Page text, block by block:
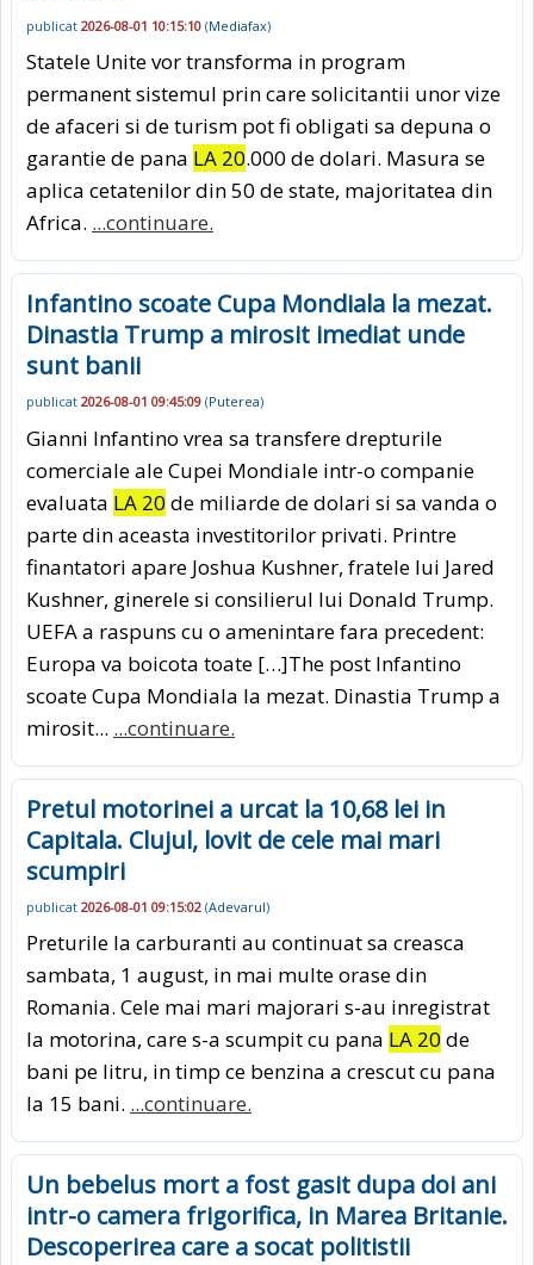
publicat 2026-08-01 10:15:10 (Mediafax)
Statele Unite vor transforma in program
permanent sistemul prin care solicitantii unor vize
de afaceri si de turism pot fi obligati sa depuna o
garantie de pana LA 20.000 de dolari. Masura se
aplica cetatenilor din 50 de state, majoritatea din
Africa. ...continuare.
Infantino scoate Cupa Mondiala la mezat.
Dinastia Trump a mirosit imediat unde
sunt banii
publicat 2026-08-01 09:45:09 (Puterea)
Gianni Infantino vrea sa transfere drepturile
comerciale ale Cupei Mondiale intr-o companie
evaluata LA 20 de miliarde de dolari si sa vanda o
parte din aceasta investitorilor privati. Printre
finantatori apare Joshua Kushner, fratele lui Jared
Kushner, ginerele si consilierul lui Donald Trump.
UEFA a raspuns cu o amenintare fara precedent:
Europa va boicota toate […]The post Infantino
scoate Cupa Mondiala la mezat. Dinastia Trump a
mirosit... ...continuare.
Pretul motorinei a urcat la 10,68 lei in
Capitala. Clujul, lovit de cele mai mari
scumpiri
publicat 2026-08-01 09:15:02 (Adevarul)
Preturile la carburanti au continuat sa creasca
sambata, 1 august, in mai multe orase din
Romania. Cele mai mari majorari s-au inregistrat
la motorina, care s-a scumpit cu pana LA 20 de
bani pe litru, in timp ce benzina a crescut cu pana
la 15 bani. ...continuare.
Un bebelus mort a fost gasit dupa doi ani
intr-o camera frigorifica, in Marea Britanie.
Descoperirea care a socat politistii